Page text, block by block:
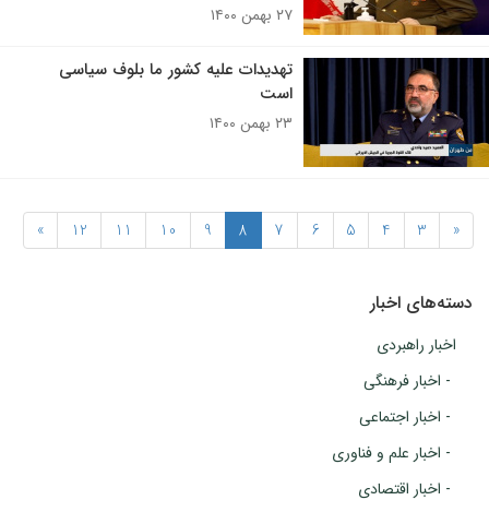
۲۷ بهمن ۱۴۰۰
تهدیدات علیه کشور ما بلوف سیاسی
است
۲۳ بهمن ۱۴۰۰
«
3
4
5
6
7
8
9
10
11
12
»
دسته‌های اخبار
اخبار راهبردی
- اخبار فرهنگی
- اخبار اجتماعی
- اخبار علم و فناوری
- اخبار اقتصادی